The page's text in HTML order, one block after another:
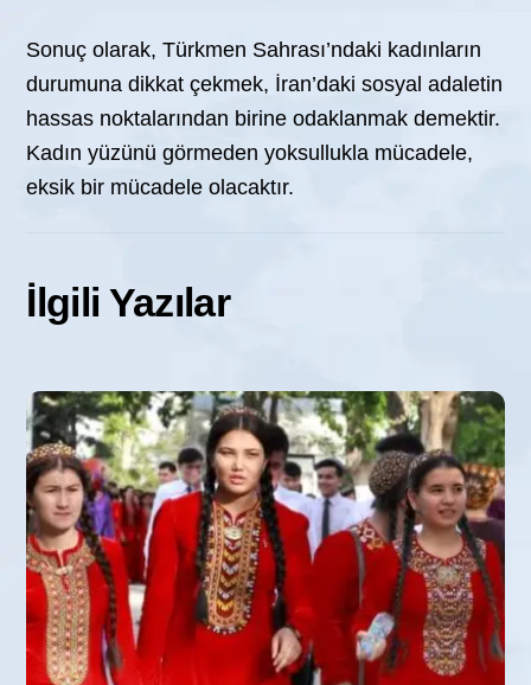
Sonuç olarak, Türkmen Sahrası’ndaki kadınların
durumuna dikkat çekmek, İran’daki sosyal adaletin
hassas noktalarından birine odaklanmak demektir.
Kadın yüzünü görmeden yoksullukla mücadele,
eksik bir mücadele olacaktır.
İlgili Yazılar